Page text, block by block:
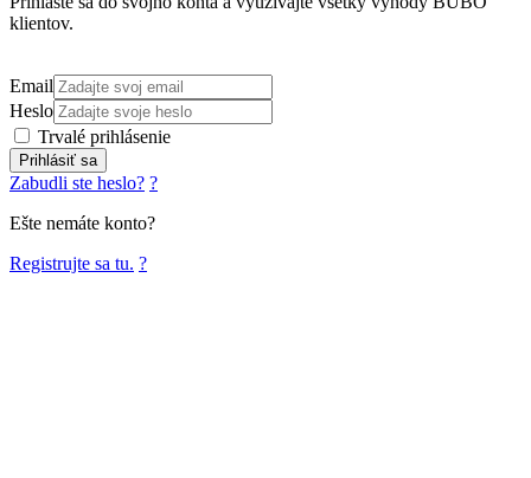
klientov.
Email
Heslo
Trvalé prihlásenie
Prihlásiť sa
Zabudli ste heslo? ?
Ešte nemáte konto?
Registrujte sa tu. ?